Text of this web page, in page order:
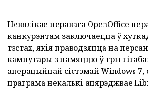
Невялікае перавага OpenOffice
канкурэнтам заключаецца ў
тэстах, якія праводзяцца на
кампутары з памяццю ў тры
аперацыйнай сістэмай Windows 7,
праграма некалькі апярэджвае